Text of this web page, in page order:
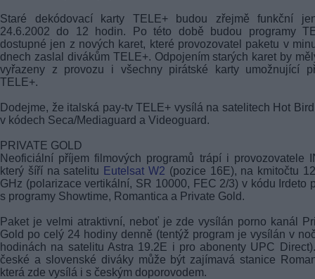
Staré dekódovací karty TELE+ budou zřejmě funkční
24.6.2002 do 12 hodin. Po této době budou programy
dostupné jen z nových karet, které provozovatel paketu v
dnech zaslal divákům TELE+. Odpojením starých karet by
vyřazeny z provozu i všechny pirátské karty umožnující
TELE+.
Dodejme, že italská pay-tv TELE+ vysílá na satelitech Hot
v kódech Seca/Mediaguard a Videoguard.
PRIVATE GOLD
Neoficiální příjem filmových programů trápí i provozovatele
který šíří na satelitu Eutelsat W2 (pozice 16E), na kmitočtu
GHz (polarizace vertikální, SR 10000, FEC 2/3) v kódu Irdeto
s programy Showtime, Romantica a Private Gold.
Paket je velmi atraktivní, neboť je zde vysílán porno kanál
Gold po celý 24 hodiny denně (tentýž program je vysílán v
hodinách na satelitu Astra 19.2E i pro abonenty UPC
české a slovenské diváky může být zajímavá stanice
která zde vysílá i s českým doporovodem.